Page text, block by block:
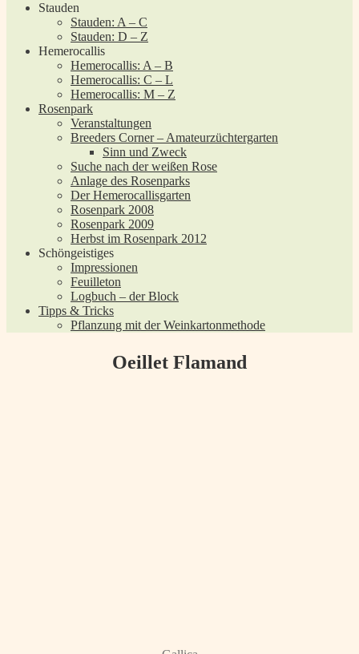
Stauden
Stauden: A – C
Stauden: D – Z
Hemerocallis
Hemerocallis: A – B
Hemerocallis: C – L
Hemerocallis: M – Z
Rosenpark
Veranstaltungen
Breeders Corner – Amateurzüchtergarten
Sinn und Zweck
Suche nach der weißen Rose
Anlage des Rosenparks
Der Hemerocallisgarten
Rosenpark 2008
Rosenpark 2009
Herbst im Rosenpark 2012
Schöngeistiges
Impressionen
Feuilleton
Logbuch – der Block
Tipps & Tricks
Pflanzung mit der Weinkartonmethode
Oeillet Flamand